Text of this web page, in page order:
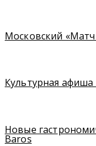
Московский
Культурная афиша
Новые
Baros